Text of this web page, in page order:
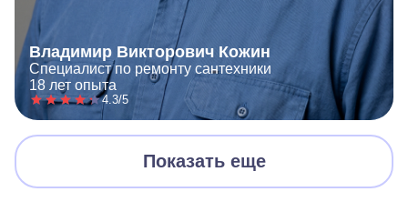
Владимир Викторович Кожин
Специалист по ремонту сантехники
18 лет опыта
4.3/5
Показать еще